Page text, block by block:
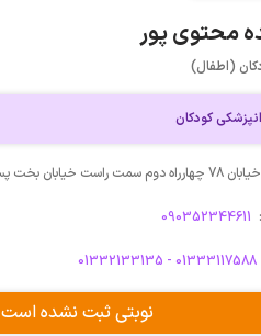
محتوی پور
(اطفال)
کودکان
اداره کار)پلاک14
090352344611
01332133135 - 01333117588
نوبتی ثبت نشده است